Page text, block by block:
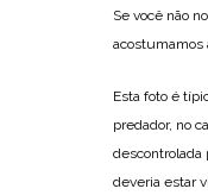
Se você não
acostumamos
Esta foto é
predador, no
descontrolada
deveria estar